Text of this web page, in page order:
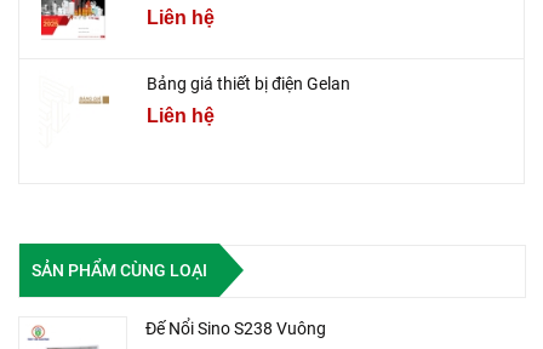
Liên hệ
Bảng giá thiết bị điện Gelan
Liên hệ
SẢN PHẨM CÙNG LOẠI
Đế Nổi Sino S238 Vuông